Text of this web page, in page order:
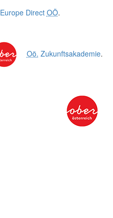
Europe Direct OÖ.
Oö. Zukunftsakademie.